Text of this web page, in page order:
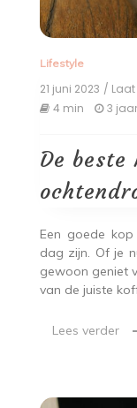
Lifestyle
21 juni 2023 /
4 min 3 jaar
De
Een goede
dag zijn. Of je
gewoon geniet
van de juiste
Lees verder